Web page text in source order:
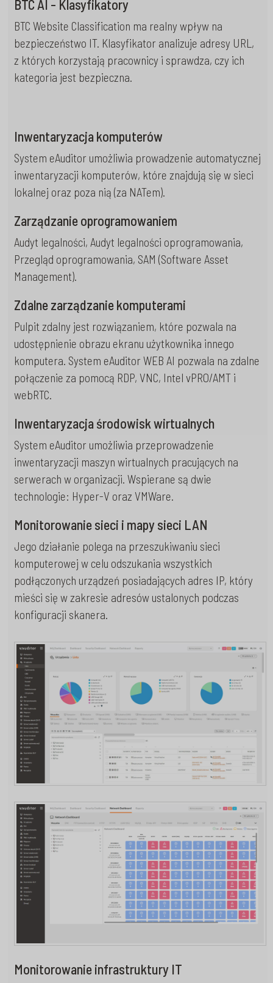
BTC AI - Klasyfikatory
BTC Website Classification ma realny wpływ na
bezpieczeństwo IT. Klasyfikator analizuje adresy URL,
z których korzystają pracownicy i sprawdza, czy ich
kategoria jest bezpieczna.
Inwentaryzacja komputerów
System eAuditor umożliwia prowadzenie automatycznej
inwentaryzacji komputerów, które znajdują się w sieci
lokalnej oraz poza nią (za NATem).
Zarządzanie oprogramowaniem
Audyt legalności, Audyt legalności oprogramowania,
Przegląd oprogramowania, SAM (Software Asset
Management).
Zdalne zarządzanie komputerami
Pulpit zdalny jest rozwiązaniem, które pozwala na
udostępnienie obrazu ekranu użytkownika innego
komputera. System eAuditor WEB AI pozwala na zdalne
połączenie za pomocą RDP, VNC, Intel vPRO/AMT i
webRTC.
Inwentaryzacja środowisk wirtualnych
System eAuditor umożliwia przeprowadzenie
inwentaryzacji maszyn wirtualnych pracujących na
serwerach w organizacji. Wspierane są dwie
technologie: Hyper-V oraz VMWare.
Monitorowanie sieci i mapy sieci LAN
Jego działanie polega na przeszukiwaniu sieci
komputerowej w celu odszukania wszystkich
podłączonych urządzeń posiadających adres IP, który
mieści się w zakresie adresów ustalonych podczas
konfiguracji skanera.
Monitorowanie infrastruktury IT